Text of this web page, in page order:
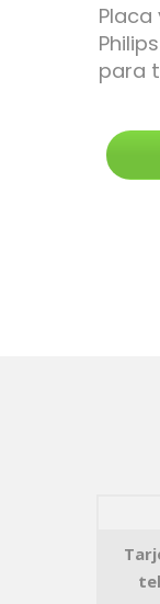
Placa
para